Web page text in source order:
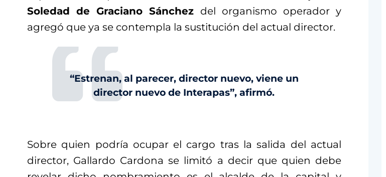
Soledad de Graciano Sánchez del organismo operador y
agregó que ya se contempla la sustitución del actual director.
“Estrenan, al parecer, director nuevo, viene un
director nuevo de Interapas”, afirmó.
Sobre quien podría ocupar el cargo tras la salida del actual
director, Gallardo Cardona se limitó a decir que quien debe